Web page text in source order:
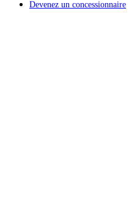
Devenez un concessionnaire